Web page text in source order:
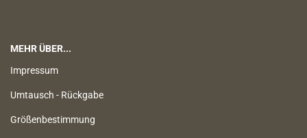
MEHR ÜBER...
Impressum
Umtausch - Rückgabe
Größenbestimmung